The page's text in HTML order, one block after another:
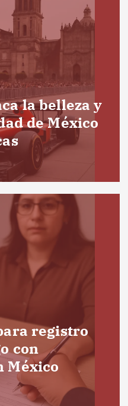
la belleza y
de México
registro
con
México